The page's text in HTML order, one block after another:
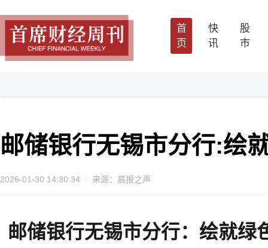
首
页
快
讯
股
市
邮储银行无锡市分行:绘
2026-01-30 14:30:34 来源：晨报之声
邮储银行无锡市分行：绘就绿